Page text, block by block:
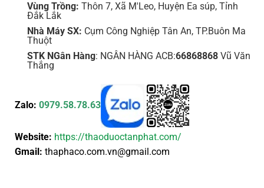
Vùng Trồng: Thôn 7, Xã M'Leo, Huyện Ea súp, Tỉnh
Đắk Lắk
Nhà Máy SX: Cụm Công Nghiệp Tân An, TP.Buôn Ma
Thuột
STK NGân Hàng: NGÂN HÀNG ACB:66868868Vũ Văn
Thắng
Zalo: 0979.58.78.63
Website: https://thaoduoctanphat.com/
Gmail: thaphaco.com.vn@gmail.com